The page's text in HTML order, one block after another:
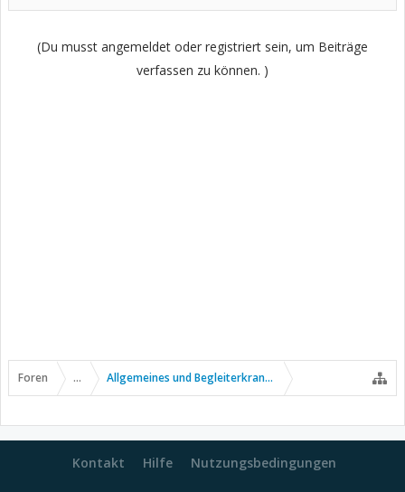
(Du musst angemeldet oder registriert sein, um Beiträge
verfassen zu können. )
Foren ... Allgemeines und Begleiterkrankungen
Kontakt Hilfe Nutzungsbedingungen